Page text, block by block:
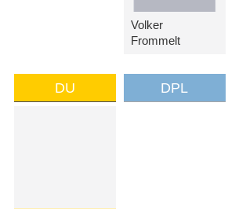
Volker
Frommelt
DU DPL